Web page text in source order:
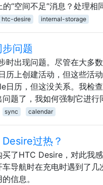
“空间不足”消息？处理相
htc-desire internal-storage
问题
时出现问题。尽管在大多
历上创建活动，但这些活
日历，但这没关系。我检
题了，我如何强制它进行
sync calendar
过热？
了HTC Desire，对此我
导航时在充电时遇到了
信息。